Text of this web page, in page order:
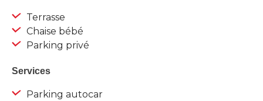
Terrasse
Chaise bébé
Parking privé
Services
Parking autocar